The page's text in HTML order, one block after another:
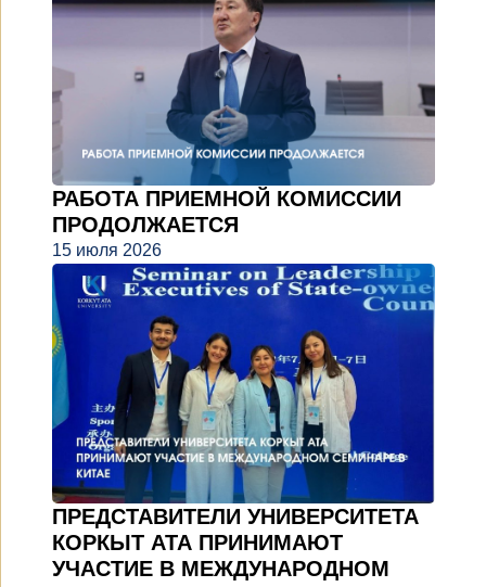
РАБОТА ПРИЕМНОЙ КОМИССИИ
ПРОДОЛЖАЕТСЯ
15 июля 2026
ПРЕДСТАВИТЕЛИ УНИВЕРСИТЕТА
КОРКЫТ АТА ПРИНИМАЮТ
УЧАСТИЕ В МЕЖДУНАРОДНОМ